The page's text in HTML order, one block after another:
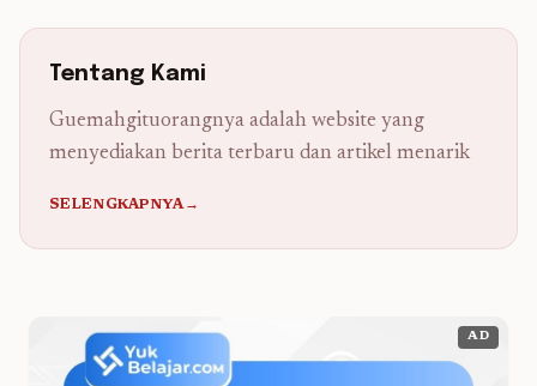
Tentang Kami
Guemahgituorangnya adalah website yang
menyediakan berita terbaru dan artikel menarik
SELENGKAPNYA→
AD